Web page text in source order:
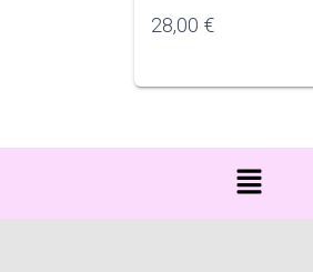
28,00 €